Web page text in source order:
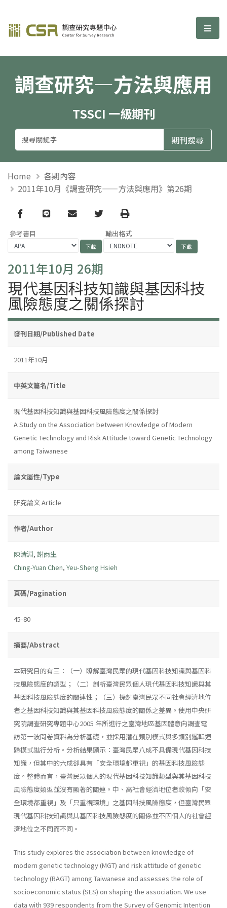
調查研究—方法與應用期刊 選
調查研究—方法與應用
TSSCI 一級期刊
Home
各期內容
2011年10月《調查研究——方法與應用》第26期
Facebook
line email TwitterPrint
參考書目 輸出格式
2011年10月 26期
現代基因科技知識與基因科技
風險態度之關係探討
發刊日期/Published Date
2011年10月
中英文篇名/Title
現代基因科技知識與基因科技風險態度之關係探討
A Study on the Association between Knowledge of Modern
Genetic Technology and Risk Attitude toward Genetic Technology
among Taiwanese
論文屬性/Type
研究論文 Article
作者/Author
陳清淵, 謝雨生
Ching-Yuan Chen, Yeu-Sheng Hsieh
頁碼/Pagination
45-80
摘要/Abstract
本研究目的有三：（一）瞭解臺灣民眾的現代基因科技知識與基因科
技風險態度的類型；（二）剖析臺灣民眾個人現代基因科技知識與其
基因科技風險態度的關連性；（三）探討臺灣民眾不同社會經濟地位
者之基因科技知識與其基因科技風險態度的關係之差異。使用中央研
究院調查研究專題中心2005 年所進行之臺灣地區基因體意向調查電
訪第一波問卷資料為分析基礎，並採用潛在類別模式與多類別邏輯迴
歸模式進行分析。分析結果顯示：臺灣民眾八成不具備現代基因科技
知識，但其中的六成卻具有「安全環境都重視」的基因科技風險態
度。整體而言，臺灣民眾個人的現代基因科技知識類型與其基因科技
風險態度類型並沒有顯著的關連。中、高社會經濟地位者較傾向「安
全環境都重視」及「只重視環境」之基因科技風險態度，但臺灣民眾
現代基因科技知識與其基因科技風險態度的關係並不因個人的社會經
濟地位之不同而不同。
This study explores the association between knowledge of
modern genetic technology (MGT) and risk attitude of genetic
technology (RAGT) among Taiwanese and assesses the role of
socioeconomic status (SES) on shaping the association. We use
data with 939 respondents from the Survey of Genomic Intention